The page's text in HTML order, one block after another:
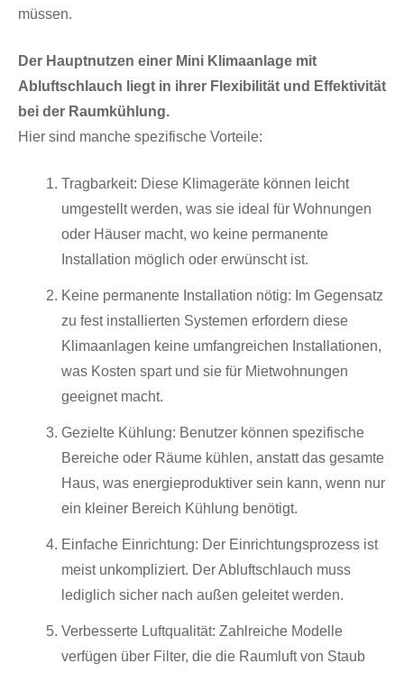
müssen.
Der Hauptnutzen einer Mini Klimaanlage mit
Abluftschlauch liegt in ihrer Flexibilität und Effektivität
bei der Raumkühlung.
Hier sind manche spezifische Vorteile:
Tragbarkeit: Diese Klimageräte können leicht
umgestellt werden, was sie ideal für Wohnungen
oder Häuser macht, wo keine permanente
Installation möglich oder erwünscht ist.
Keine permanente Installation nötig: Im Gegensatz
zu fest installierten Systemen erfordern diese
Klimaanlagen keine umfangreichen Installationen,
was Kosten spart und sie für Mietwohnungen
geeignet macht.
Gezielte Kühlung: Benutzer können spezifische
Bereiche oder Räume kühlen, anstatt das gesamte
Haus, was energieproduktiver sein kann, wenn nur
ein kleiner Bereich Kühlung benötigt.
Einfache Einrichtung: Der Einrichtungsprozess ist
meist unkompliziert. Der Abluftschlauch muss
lediglich sicher nach außen geleitet werden.
Verbesserte Luftqualität: Zahlreiche Modelle
verfügen über Filter, die die Raumluft von Staub